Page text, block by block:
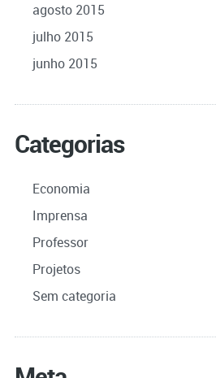
agosto 2015
julho 2015
junho 2015
Categorias
Economia
Imprensa
Professor
Projetos
Sem categoria